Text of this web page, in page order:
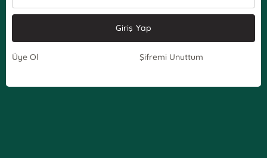
Giriş Yap
Üye Ol Şifremi Unuttum